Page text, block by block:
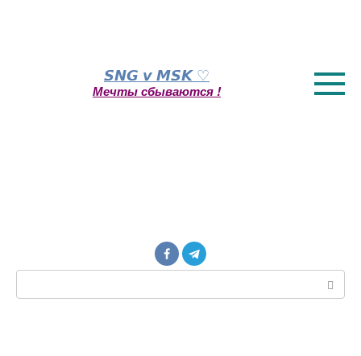
𝙎𝙉𝙂 𝙫 𝙈𝙎𝙆 ♡
Мечты сбываются !
Поиск: